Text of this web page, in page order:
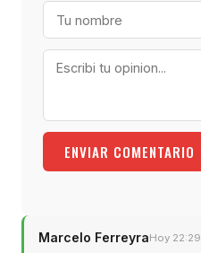
ENVIAR COMENTARIO
Marcelo FerreyraHoy 22:29